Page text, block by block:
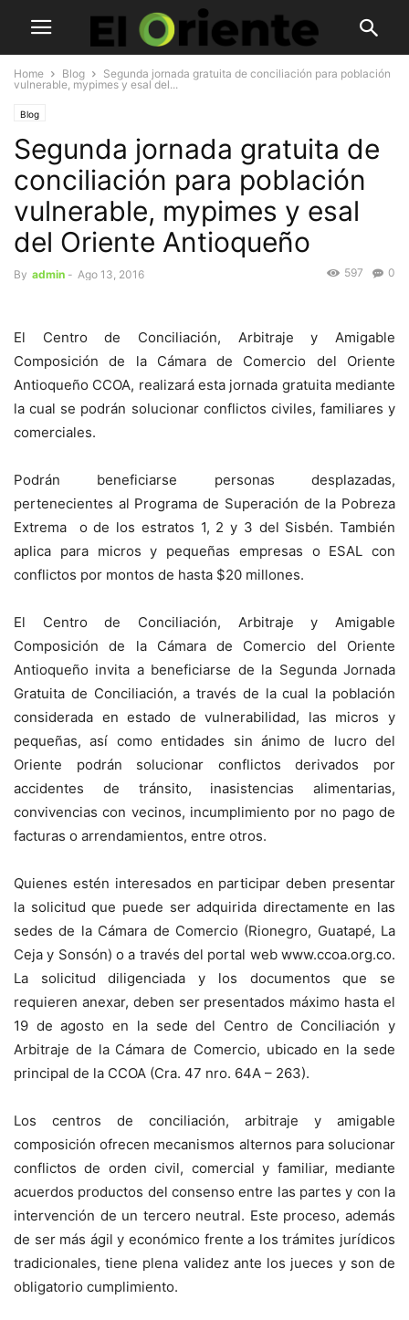
Home Blog
Segunda jornada gratuita de conciliación para población
vulnerable, mypimes y esal del...
Blog
Segunda jornada gratuita de
conciliación para población
vulnerable, mypimes y esal
del Oriente Antioqueño
By admin - Ago 13, 2016 0
597
El Centro de Conciliación, Arbitraje y Amigable
Composición de la Cámara de Comercio del Oriente
Antioqueño CCOA, realizará esta jornada gratuita mediante
la cual se podrán solucionar conflictos civiles, familiares y
comerciales.
Podrán beneficiarse personas desplazadas,
pertenecientes al Programa de Superación de la Pobreza
Extrema o de los estratos 1, 2 y 3 del Sisbén. También
aplica para micros y pequeñas empresas o ESAL con
conflictos por montos de hasta $20 millones.
El Centro de Conciliación, Arbitraje y Amigable
Composición de la Cámara de Comercio del Oriente
Antioqueño invita a beneficiarse de la Segunda Jornada
Gratuita de Conciliación, a través de la cual la población
considerada en estado de vulnerabilidad, las micros y
pequeñas, así como entidades sin ánimo de lucro del
Oriente podrán solucionar conflictos derivados por
accidentes de tránsito, inasistencias alimentarias,
convivencias con vecinos, incumplimiento por no pago de
facturas o arrendamientos, entre otros.
Quienes estén interesados en participar deben presentar
la solicitud que puede ser adquirida directamente en las
sedes de la Cámara de Comercio (Rionegro, Guatapé, La
Ceja y Sonsón) o a través del portal web www.ccoa.org.co.
La solicitud diligenciada y los documentos que se
requieren anexar, deben ser presentados máximo hasta el
19 de agosto en la sede del Centro de Conciliación y
Arbitraje de la Cámara de Comercio, ubicado en la sede
principal de la CCOA (Cra. 47 nro. 64A – 263).
Los centros de conciliación, arbitraje y amigable
composición ofrecen mecanismos alternos para solucionar
conflictos de orden civil, comercial y familiar, mediante
acuerdos productos del consenso entre las partes y con la
intervención de un tercero neutral. Este proceso, además
de ser más ágil y económico frente a los trámites jurídicos
tradicionales, tiene plena validez ante los jueces y son de
obligatorio cumplimiento.